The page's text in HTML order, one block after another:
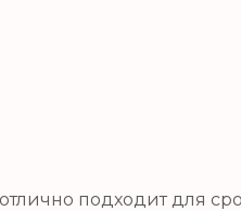
подходит для